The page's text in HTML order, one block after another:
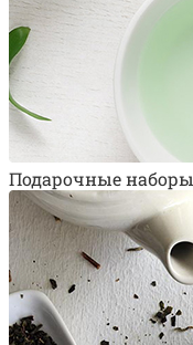
Подарочные наборы